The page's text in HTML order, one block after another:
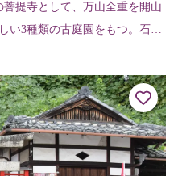
提寺として、万山全重を開山
い3種類の古庭園をもつ。石段